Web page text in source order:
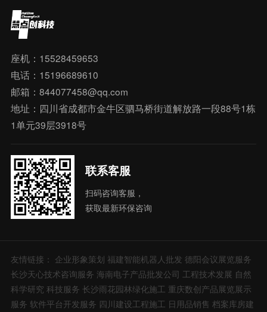
座机：15528459653
电话：15196689610
邮箱：844077458@qq.com
地址：四川省成都市金牛区驷马桥街道解放路一段88号1栋
1单元39层3918号
联系客服
扫码咨询客服，
获取最新环保咨询
友情链接： 企业形象策划 福建智能机器人批发 德阳会议展览服务
长沙天心技术咨询服务 海南电子产品批发公司 工程技术发展 自然
科学研究 科技服务 长沙雨花园林绿化施工 重庆数创产品展览展示
服务 软件平台开发服务 四川建设工程施工 日用品销售 档案库房建